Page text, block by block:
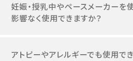
妊娠・授乳中やペースメーカーを
影響なく使用できますか？
アトピーやアレルギーでも使用で